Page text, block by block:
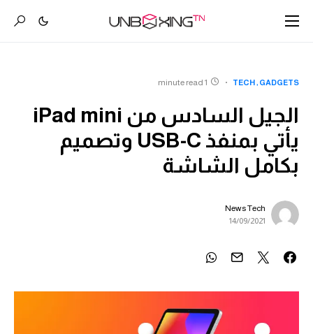
GADGETS
TECH
1 minute read
الجيل السادس من iPad mini
يأتي بمنفذ USB-C وتصميم
بكامل الشاشة
News Tech
14/09/2021